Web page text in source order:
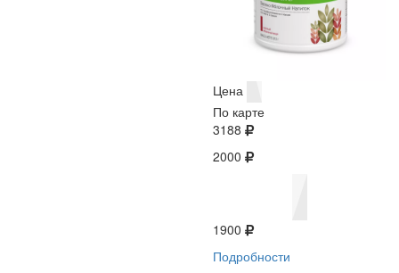
Цена
По карте
3188
2000
1900
Подробности